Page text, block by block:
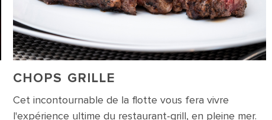
CHOPS GRILLE
Cet incontournable de la flotte vous fera vivre
l'expérience ultime du restaurant-grill, en pleine mer.